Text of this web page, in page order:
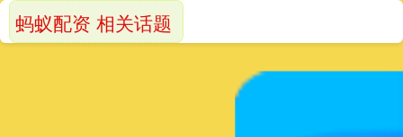
蚂蚁配资 相关话题